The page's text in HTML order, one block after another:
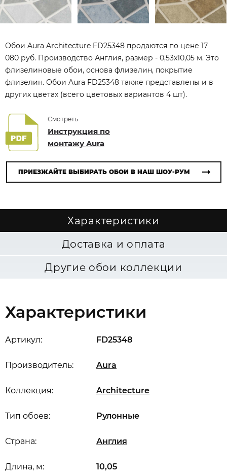
Обои Aura Architecture FD25348 продаются по цене 17
080 руб. Производство Англия, размер - 0,53x10,05 м. Это
флизелиновые обои, основа флизелин, покрытие
флизелин. Обои Aura FD25348 также представлены и в
других цветах (всего цветовых вариантов 4 шт).
Смотреть
Инструкция по
монтажу Aura
ПРИЕЗЖАЙТЕ ВЫБИРАТЬ ОБОИ В НАШ ШОУ-РУМ
Характеристики
Доставка и оплата
Другие обои коллекции
Характеристики
Артикул: FD25348
Производитель: Aura
Коллекция: Architecture
Длина, м: 10,05
Страна: Англия
Тип обоев: Рулонные